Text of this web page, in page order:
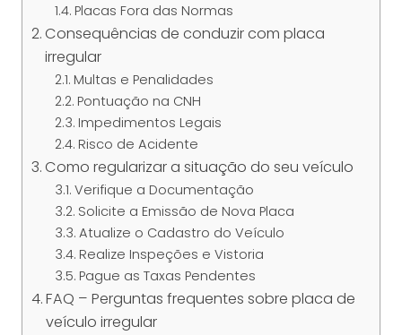
Placas Fora das Normas
Consequências de conduzir com placa
irregular
Multas e Penalidades
Pontuação na CNH
Impedimentos Legais
Risco de Acidente
Como regularizar a situação do seu veículo
Verifique a Documentação
Solicite a Emissão de Nova Placa
Atualize o Cadastro do Veículo
Realize Inspeções e Vistoria
Pague as Taxas Pendentes
FAQ – Perguntas frequentes sobre placa de
veículo irregular